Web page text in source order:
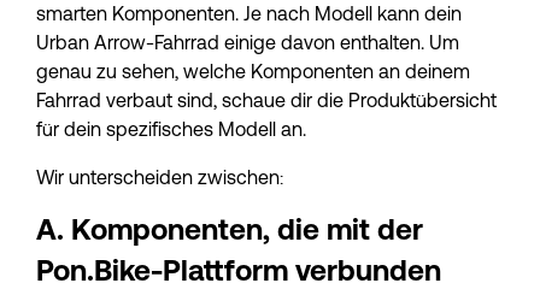
smarten Komponenten. Je nach Modell kann dein
Urban Arrow-Fahrrad einige davon enthalten. Um
genau zu sehen, welche Komponenten an deinem
Fahrrad verbaut sind, schaue dir die Produktübersicht
für dein spezifisches Modell an.
Wir unterscheiden zwischen:
A. Komponenten, die mit der
Pon.Bike-Plattform verbunden